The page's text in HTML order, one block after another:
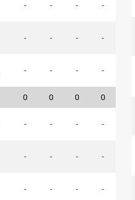
- - - -
- - - -
- - - -
0 0 0 0
- - - -
- - - -
- - - -